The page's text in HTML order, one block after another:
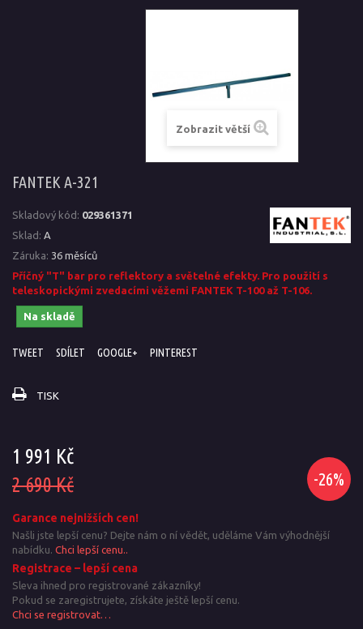
Zobrazit větší
FANTEK A-321
Skladový kód: 029361371
Sklad: A
Záruka: 36 měsíců
Příčný "T" bar pro reflektory a světelné efekty. Pro použití s
teleskopickými zvedacími věžemi FANTEK T-100 až T-106.
Na skladě
TWEET SDÍLET GOOGLE+ PINTEREST
TISK
1 991 Kč
-26%
2 690 Kč
Garance nejnižších cen!
Našli jste lepší cenu? Dejte nám o ní vědět, uděláme Vám výhodnější
nabídku. Chci lepší cenu..
Registrace – lepší cena
Sleva ihned pro registrované zákazníky!
Pokud se zaregistrujete, získáte ještě lepší cenu.
Chci se registrovat…